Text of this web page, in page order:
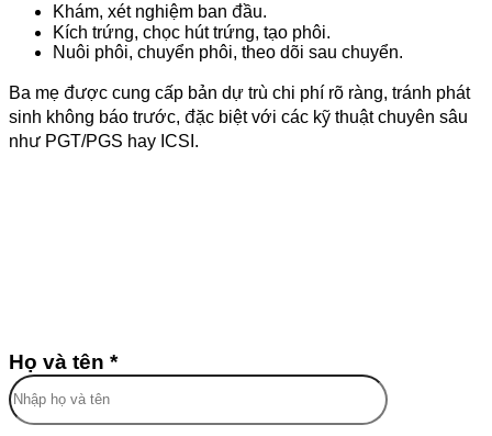
Khám, xét nghiệm ban đầu.
Kích trứng, chọc hút trứng, tạo phôi.
Nuôi phôi, chuyển phôi, theo dõi sau chuyển.
Ba mẹ được cung cấp bản dự trù chi phí rõ ràng, tránh phát
sinh không báo trước, đặc biệt với các kỹ thuật chuyên sâu
như PGT/PGS hay ICSI.
Họ và tên *